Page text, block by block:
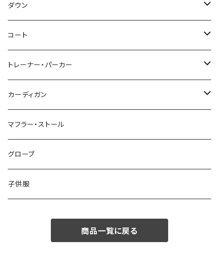
～44/S
46/M
48/L
50/XL～
ダウン
～44/S
46/M
48/L
50/XL～
コート
～44/S
46/M
48/L
50/XL～
トレーナー・パーカー
～44/S
46/M
48/L
50/XL～
カーディガン
～44/S
46/M
48/L
マフラー・ストール
グローブ
子供服
商品一覧に戻る